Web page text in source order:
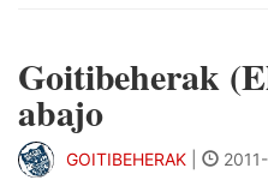
Goitibeherak
abajo
GOITIBEHERAK